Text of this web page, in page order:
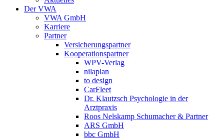
Der VWA
VWA GmbH
Karriere
Partner
Versicherungspartner
Kooperationspartner
WPV-Verlag
nilaplan
to design
CarFleet
Dr. Klautzsch Psychologie in der
Arztpraxis
Roos Nelskamp Schumacher & Partner
ARS GmbH
bbc GmbH